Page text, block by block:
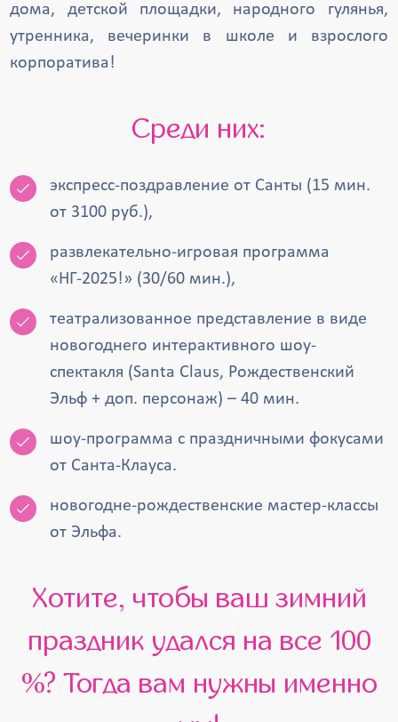
дома, детской площадки, народного гулянья,
утренника, вечеринки в школе и взрослого
корпоратива!
Среди них:
экспресс-поздравление от Санты (15 мин.
от 3100 руб.),
развлекательно-игровая программа
«НГ-2025!» (30/60 мин.),
театрализованное представление в виде
новогоднего интерактивного шоу-
спектакля (Santa Claus, Рождественский
Эльф + доп. персонаж) – 40 мин.
шоу-программа с праздничными фокусами
от Санта-Клауса.
новогодне-рождественские мастер-классы
от Эльфа.
Хотите, чтобы ваш зимний
праздник удался на все 100
%? Тогда вам нужны именно